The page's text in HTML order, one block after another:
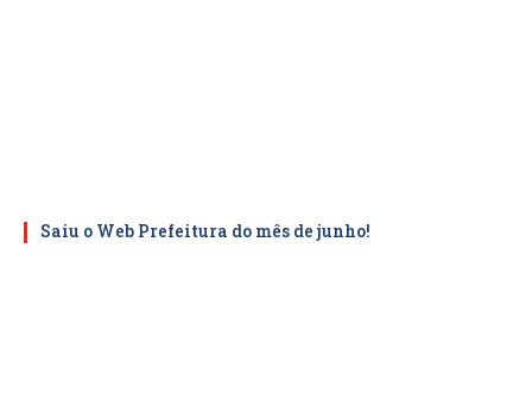
Saiu o Web Prefeitura do mês de junho!